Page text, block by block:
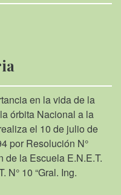
en la vida de la
órbita Nacional a la
el 10 de julio de
por Resolución N°
de la Escuela E.N.E.T.
N° 10 “Gral. Ing.